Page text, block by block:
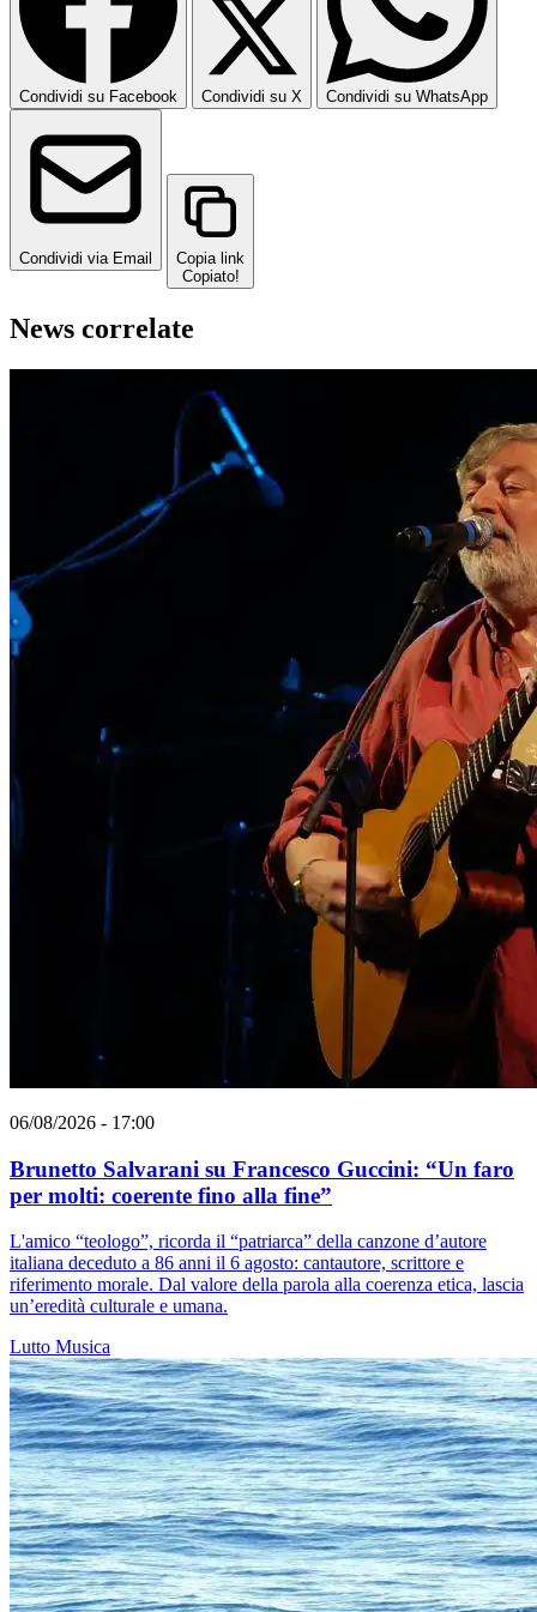
Condividi su Facebook Condividi su X Condividi su WhatsApp
Condividi via Email
Copia link
Copiato!
News correlate
06/08/2026 - 17:00
Brunetto Salvarani su Francesco Guccini: “Un faro
per molti: coerente fino alla fine”
L'amico “teologo”, ricorda il “patriarca” della canzone d’autore
italiana deceduto a 86 anni il 6 agosto: cantautore, scrittore e
riferimento morale. Dal valore della parola alla coerenza etica, lascia
un’eredità culturale e umana.
Lutto Musica